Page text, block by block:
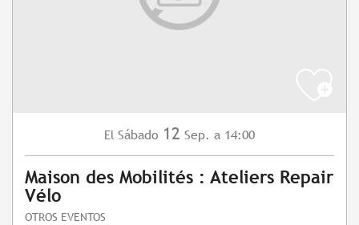
El Sábado 12 Sep. a 14:00
Maison des Mobilités : Ateliers Repair
Vélo
OTROS EVENTOS